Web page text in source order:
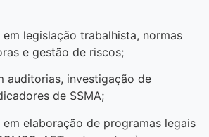
legislação trabalhista, normas
e gestão de riscos;
auditorias, investigação de
de SSMA;
elaboração de programas legais